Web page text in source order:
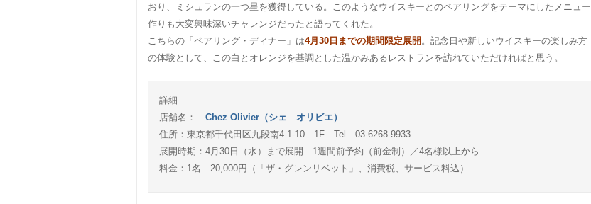
おり、ミシュランの一つ星を獲得している。このようなウイスキーとのペアリングをテーマにしたメニュー
作りも大変興味深いチャレンジだったと語ってくれた。
こちらの「ペアリング・ディナー」は4月30日までの期間限定展開。記念日や新しいウイスキーの楽しみ方
の体験として、この白とオレンジを基調とした温かみあるレストランを訪れていただければと思う。
詳細
店舗名： Chez Olivier（シェ オリビエ）
住所：東京都千代田区九段南4-1-10 1F Tel 03-6268-9933
展開時期：4月30日（水）まで展開 1週間前予約（前金制）／4名様以上から
料金：1名 20,000円（「ザ・グレンリベット」、消費税、サービス料込）